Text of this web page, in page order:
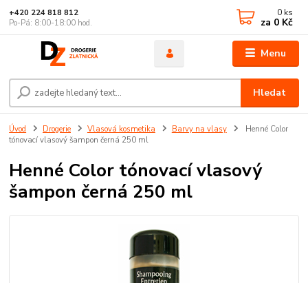
Menu
Hledat
+420 224 818 812
Po-Pá: 8:00-18:00 hod.
0 ks
za 0 Kč
Úvod Drogerie Vlasová kosmetika Barvy na vlasy
Henné Color
tónovací vlasový šampon černá 250 ml
Henné Color tónovací vlasový
šampon černá 250 ml